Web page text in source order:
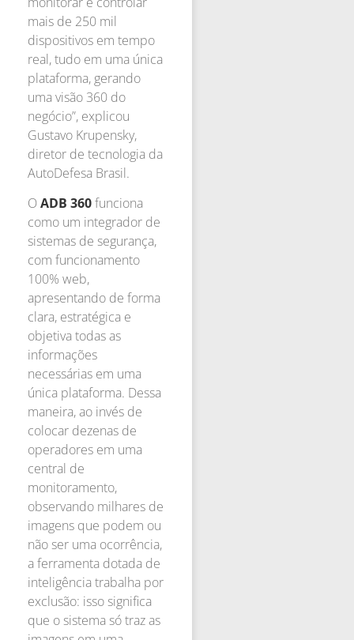
mais de 250 mil
dispositivos em tempo
real, tudo em uma única
plataforma, gerando
uma visão 360 do
negócio”, explicou
Gustavo Krupensky,
diretor de tecnologia da
AutoDefesa Brasil.
OADB 360funciona
como um integrador de
sistemas de segurança,
com funcionamento
100% web,
apresentando de forma
clara, estratégica e
objetiva todas as
informações
necessárias em uma
única plataforma. Dessa
maneira, ao invés de
colocar dezenas de
operadores em uma
central de
monitoramento,
observando milhares de
imagens que podem ou
não ser uma ocorrência,
a ferramenta dotada de
inteligência trabalha por
exclusão: isso significa
que o sistema só traz as